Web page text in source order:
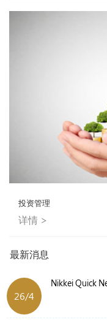
投资管理
详情 >
最新消息
26/4
Nikkei Quick